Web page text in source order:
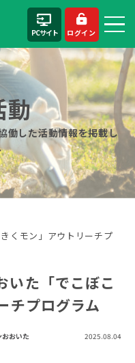
PCサイト ログイン
動
働した活動情報を掲載し
くモン」アウトリーチプ
いた「でこぼこ
チプログラム
おいた 2025.08.04